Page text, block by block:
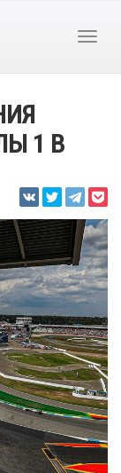
1 В